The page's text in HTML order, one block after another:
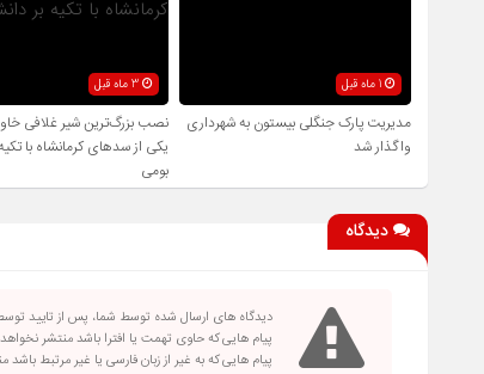
1 ماه قبل
مدیریت پارک جنگلی بیستون به شهرداری
واگذار شد
3 ماه قبل
نصب بزرگ‌ترین شیر غلافی
یکی از سدهای کرمانشاه با
بومی
دیدگاه
دیدگاه های ارسال شده توسط شما، پس از تایید
پیام هایی که حاوی تهمت یا افترا باشد منتشر
پیام هایی که به غیر از زبان فارسی یا غیر مرتبط